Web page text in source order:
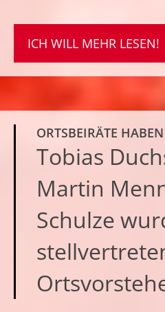
ICH WILL MEHR LESEN!
ORTSBEIRÄTE
Tobias
Martin
Schulze